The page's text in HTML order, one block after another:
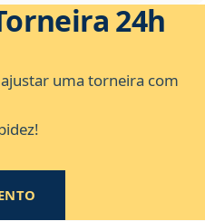
24h
uma torneira com